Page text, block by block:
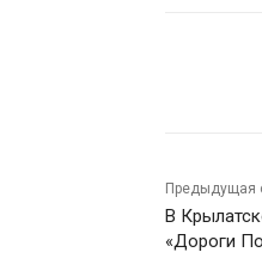
Предыдущая
В
«Дороги